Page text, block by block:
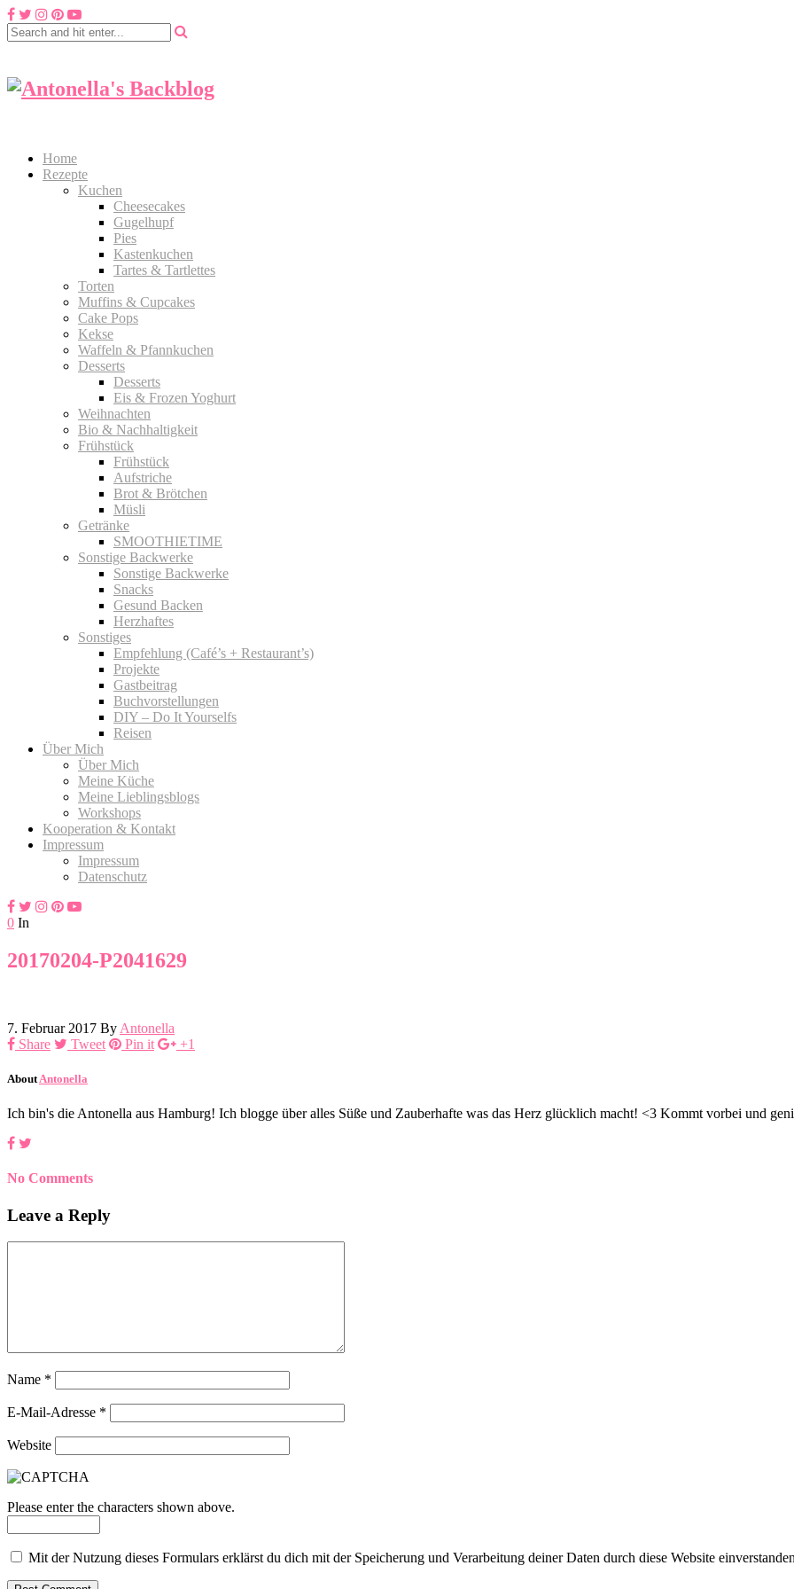
Home
Rezepte
Kuchen
Cheesecakes
Gugelhupf
Pies
Kastenkuchen
Tartes & Tartlettes
Torten
Muffins & Cupcakes
Cake Pops
Kekse
Waffeln & Pfannkuchen
Desserts
Desserts
Eis & Frozen Yoghurt
Weihnachten
Bio & Nachhaltigkeit
Frühstück
Frühstück
Aufstriche
Brot & Brötchen
Müsli
Getränke
SMOOTHIETIME
Sonstige Backwerke
Sonstige Backwerke
Snacks
Gesund Backen
Herzhaftes
Sonstiges
Empfehlung (Café’s + Restaurant’s)
Projekte
Gastbeitrag
Buchvorstellungen
DIY – Do It Yourselfs
Reisen
Über Mich
Über Mich
Meine Küche
Meine Lieblingsblogs
Workshops
Kooperation & Kontakt
Impressum
Impressum
Datenschutz
0 In
20170204-P2041629
7. Februar 2017 By Antonella
Share
Tweet Pin it +1
About Antonella
Ich bin's die Antonella aus Hamburg! Ich blogge über alles Süße und Zauberhafte was das Herz glücklich macht! <3 Kommt vorbei und
No Comments
Leave a Reply
Name *
E-Mail-Adresse *
Website
Please enter the characters shown above.
Mit der Nutzung dieses Formulars erklärst du dich mit der Speicherung und Verarbeitung deiner Daten durch diese Website